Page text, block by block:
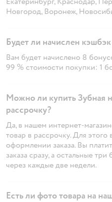
Новгород, Воронеж,
Будет ли начислен
Вам будет начислено 8
99 % стоимости покупки: 1
Можно ли купить Зубная
рассрочку?
Да, в нашем интернет-
товар в рассрочку. Для
оформлении заказа. Вы
заказа сразу, а остальные
через каждые две недели.
Есть ли фото товара на